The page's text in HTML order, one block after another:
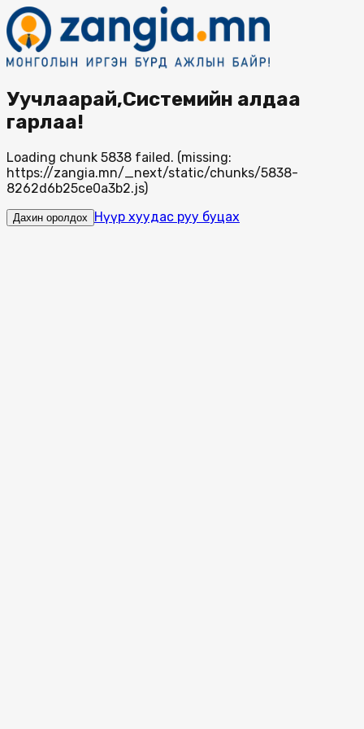
Уучлаарай,Системийн алдаа
гарлаа!
Loading chunk 5838 failed. (missing:
https://zangia.mn/_next/static/chunks/5838-
8262d6b25ce0a3b2.js)
Дахин оролдох Нүүр хуудас руу буцах